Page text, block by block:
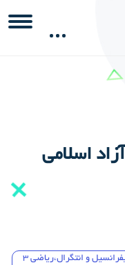
اسلامی
سالار عموزاده مدرس دورس حسابان،حساب دیفرانسیل و انتگرال،ریاضی 3